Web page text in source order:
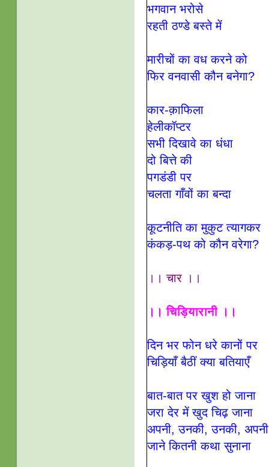
भगवान भरोसे
रहती ठण्डे बस्ते में
मारीचों का वध करने को
फिर वनवासी कौन बनेगा?
कार-क़ाफिला
हेलीकॉप्टर
सभी दिखावे का धंधा
दो बित्ते की
पगडंडी पर
चलता गाँवों का बन्दा
कूटनीति का मुकुट त्यागकर
कंकड़-पथ को कौन वरेगा?
।। चार ।।
।। चिड़ियारानी ।।
दिन भर फोन धरे कानों पर
चिड़ियाँ बैठीं क्या बतियाएँ
बात-बात पर खुश हो जाना
जरा देर में खुद चिढ़ जाना
अपनी, उनकी, उनकी, अपनी
जाने कितनी कथा सुनाना